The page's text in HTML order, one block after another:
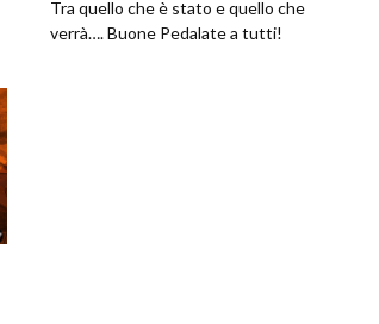
Tra quello che è stato e quello che
verrà…. Buone Pedalate a tutti!